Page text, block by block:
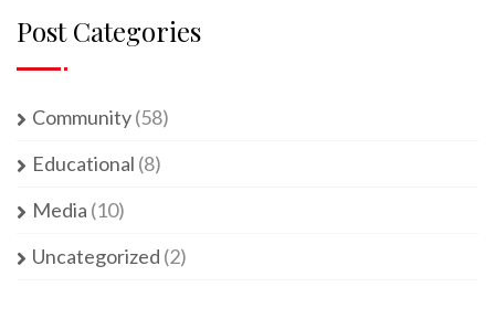
Post Categories
Community(58)
Educational (8)
Media (10)
Uncategorized (2)